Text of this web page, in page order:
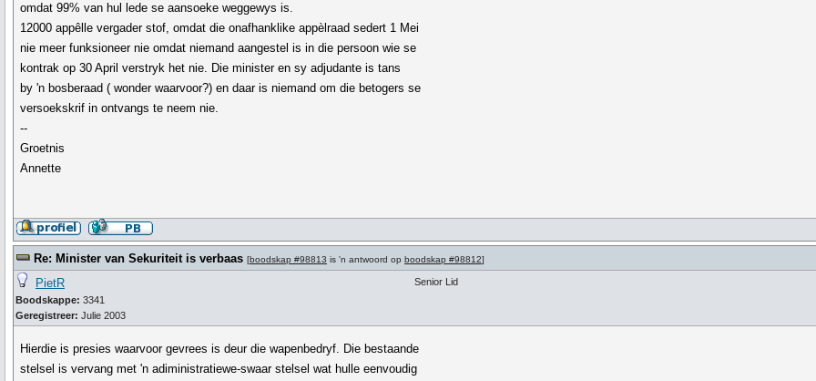
omdat 99% van hul lede se aansoeke weggewys is.
12000 appêlle vergader stof, omdat die onafhanklike appèlraad sedert 1 Mei
nie meer funksioneer nie omdat niemand aangestel is in die persoon wie se
kontrak op 30 April verstryk het nie. Die minister en sy adjudante is tans
by 'n bosberaad ( wonder waarvoor?) en daar is niemand om die betogers se
versoekskrif in ontvangs te neem nie.
--
Groetnis
Annette
Re: Minister van Sekuriteit is verbaas [boodskap #98813 is 'n antwoord op boodskap #98812]
PietR
Boodskappe: 3341
Geregistreer: Julie 2003
Senior Lid
Hierdie is presies waarvoor gevrees is deur die wapenbedryf. Die bestaande
stelsel is vervang met 'n adiministratiewe-swaar stelsel wat hulle eenvoudig